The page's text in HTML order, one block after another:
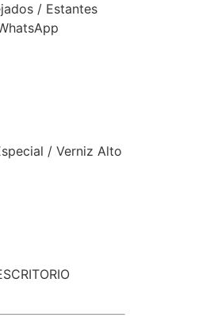
/ Estantes
/ Verniz Alto